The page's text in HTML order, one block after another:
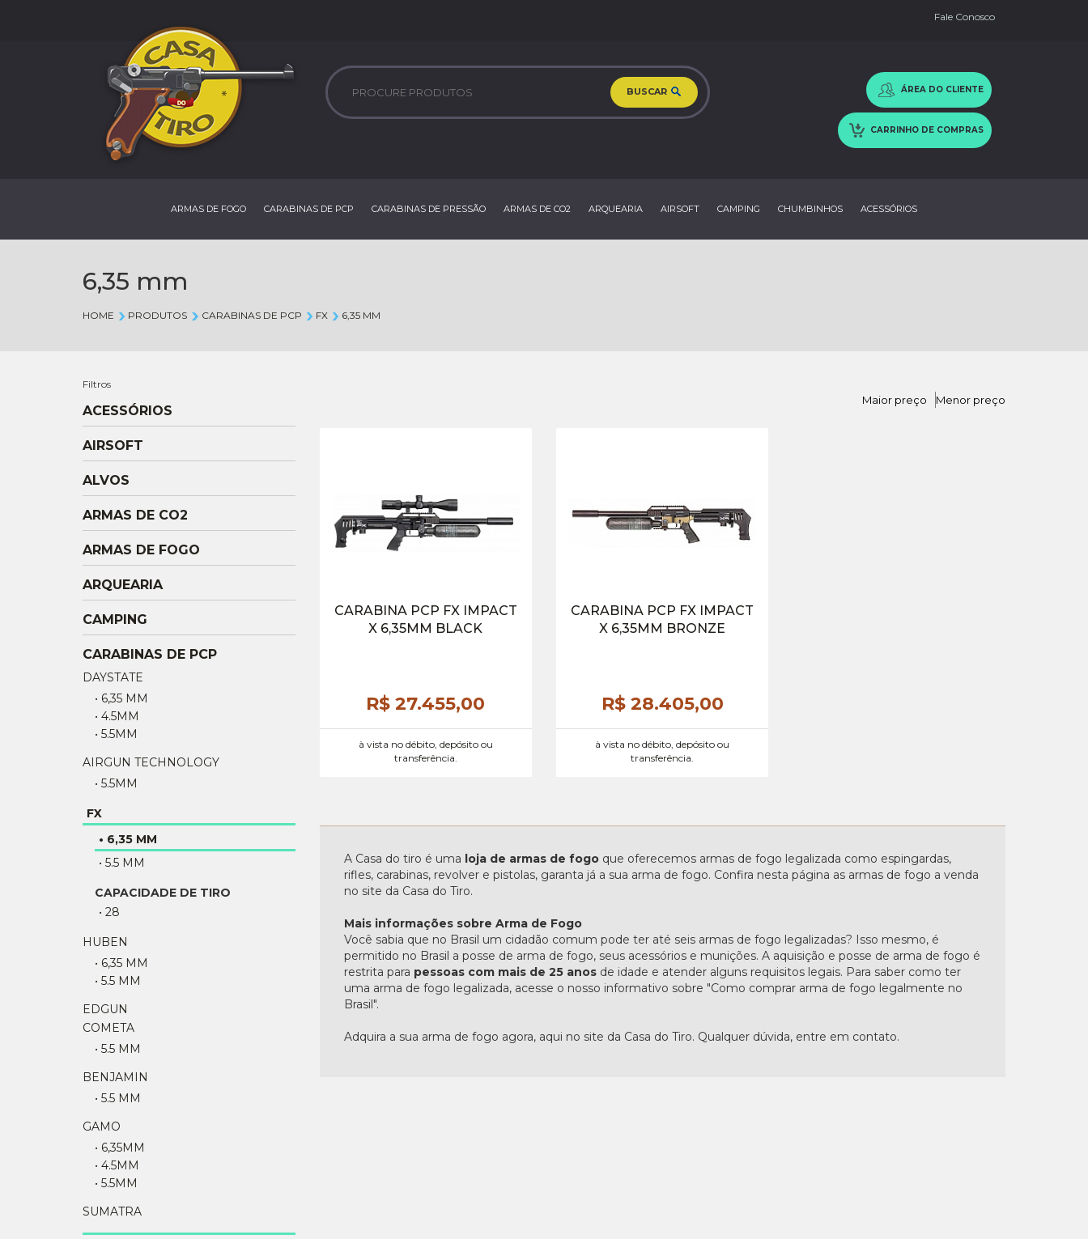
Fale Conosco
BUSCAR ÁREA DO CLIENTE
CARRINHO DE COMPRAS
ARMAS DE FOGO CARABINAS DE PCP CARABINAS DE PRESSÃO ARMAS DE CO2 ARQUEARIA AIRSOFT CAMPING CHUMBINHOS ACESSÓRIOS
6,35 mm
HOME PRODUTOS CARABINAS DE PCP FX 6,35 MM
Filtros
ACESSÓRIOS
AIRSOFT
ALVOS
ARMAS DE CO2
ARMAS DE FOGO
ARQUEARIA
CAMPING
CARABINAS DE PCP
DAYSTATE
• 6,35 MM
• 4.5MM
• 5.5MM
AIRGUN TECHNOLOGY
• 5.5MM
FX
• 6,35 MM
• 5.5 MM
CAPACIDADE DE TIRO
• 28
HUBEN
• 6,35 MM
• 5.5 MM
EDGUN
COMETA
• 5.5 MM
BENJAMIN
• 5.5 MM
GAMO
• 6,35MM
• 4.5MM
• 5.5MM
SUMATRA
Maior preço Menor preço
CARABINA PCP FX IMPACT
X 6,35MM BLACK
R$ 27.455,00
à vista no débito, depósito ou
transferência.
CARABINA PCP FX IMPACT
X 6,35MM BRONZE
R$ 28.405,00
à vista no débito, depósito ou
transferência.
A Casa do tiro é uma loja de armas de fogoque oferecemos armas de fogo legalizada como espingardas,
rifles, carabinas, revolver e pistolas, garanta já a sua arma de fogo. Confira nesta página as armas de fogo a venda
no site da Casa do Tiro.
Mais informações sobre Arma de Fogo
Você sabia que no Brasil um cidadão comum pode ter até seis armas de fogo legalizadas? Isso mesmo, é
permitido no Brasil a posse de arma de fogo, seus acessórios e munições. A aquisição e posse de arma de fogo é
restrita para pessoas com mais de 25 anosde idade e atender alguns requisitos legais. Para saber como ter
uma arma de fogo legalizada, acesse o nosso informativo sobre "Como comprar arma de fogo legalmente no
Brasil".
Adquira a sua arma de fogo agora, aqui no site da Casa do Tiro. Qualquer dúvida, entre em contato.